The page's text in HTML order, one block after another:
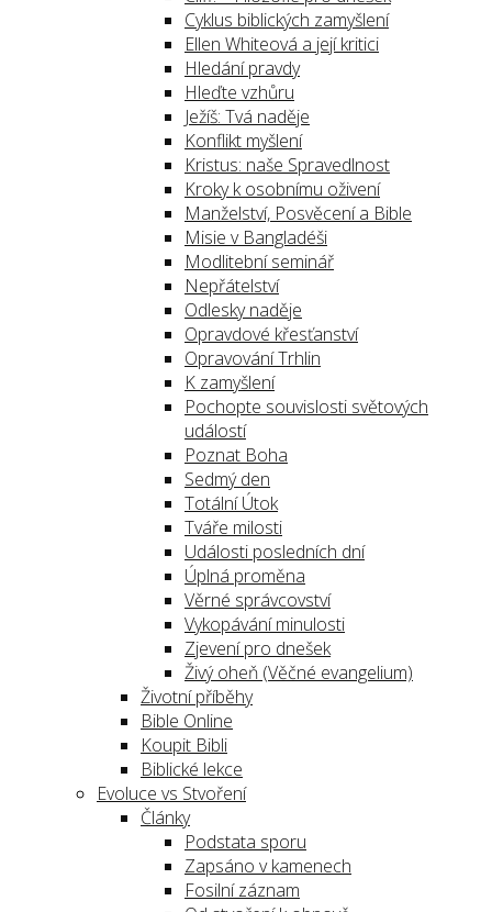
Cyklus biblických zamyšlení
Ellen Whiteová a její kritici
Hledání pravdy
Hleďte vzhůru
Ježíš: Tvá naděje
Konflikt myšlení
Kristus: naše Spravedlnost
Kroky k osobnímu oživení
Manželství, Posvěcení a Bible
Misie v Bangladéši
Modlitební seminář
Nepřátelství
Odlesky naděje
Opravdové křesťanství
Opravování Trhlin
K zamyšlení
Pochopte souvislosti světových
událostí
Poznat Boha
Sedmý den
Totální Útok
Tváře milosti
Události posledních dní
Úplná proměna
Věrné správcovství
Vykopávání minulosti
Zjevení pro dnešek
Živý oheň (Věčné evangelium)
Životní příběhy
Bible Online
Koupit Bibli
Biblické lekce
Evoluce vs Stvoření
Články
Podstata sporu
Zapsáno v kamenech
Fosilní záznam